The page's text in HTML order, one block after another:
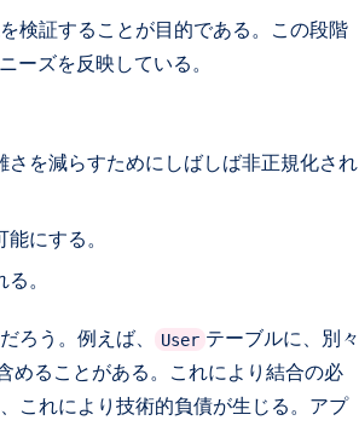
検証することが目的である。この段階
ーズを反映している。
を減らすためにしばしば非正規化され
にする。
。
ろう。例えば、 User テーブルに、別々
めることがある。これにより結合の必
これにより技術的負債が生じる。アプ